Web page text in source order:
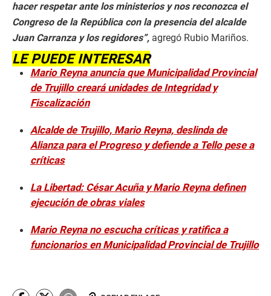
hacer respetar ante los ministerios y nos reconozca el
Congreso de la República con la presencia del alcalde
Juan Carranza y los regidores”, agregó Rubio Mariños.
LE PUEDE INTERESAR
Mario Reyna anuncia que Municipalidad Provincial
de Trujillo creará unidades de Integridad y
Fiscalización
Alcalde de Trujillo, Mario Reyna, deslinda de
Alianza para el Progreso y defiende a Tello pese a
críticas
La Libertad: César Acuña y Mario Reyna definen
ejecución de obras viales
Mario Reyna no escucha críticas y ratifica a
funcionarios en Municipalidad Provincial de Trujillo